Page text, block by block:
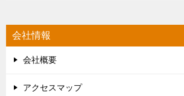
会社情報
会社概要
アクセスマップ